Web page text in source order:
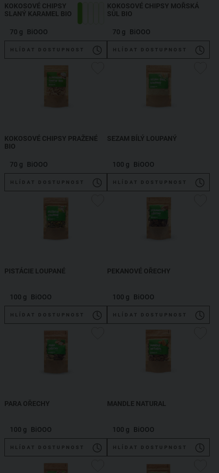
KOKOSOVÉ CHIPSY
SLANÝ KARAMEL BIO
70 g BiOOO
HLÍDAT DOSTUPNOST
KOKOSOVÉ CHIPSY MOŘSKÁ
SŮL BIO
70 g BiOOO
HLÍDAT DOSTUPNOST
KOKOSOVÉ CHIPSY PRAŽENÉ
BIO
70 g BiOOO
HLÍDAT DOSTUPNOST
SEZAM BÍLÝ LOUPANÝ
100 g BiOOO
HLÍDAT DOSTUPNOST
PISTÁCIE LOUPANÉ
100 g BiOOO
HLÍDAT DOSTUPNOST
PEKANOVÉ OŘECHY
100 g BiOOO
HLÍDAT DOSTUPNOST
PARA OŘECHY
100 g BiOOO
HLÍDAT DOSTUPNOST
MANDLE NATURAL
100 g BiOOO
HLÍDAT DOSTUPNOST